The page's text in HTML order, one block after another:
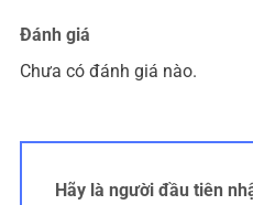
Đánh giá
Chưa có đánh giá nào.
Hãy là người đầu tiên